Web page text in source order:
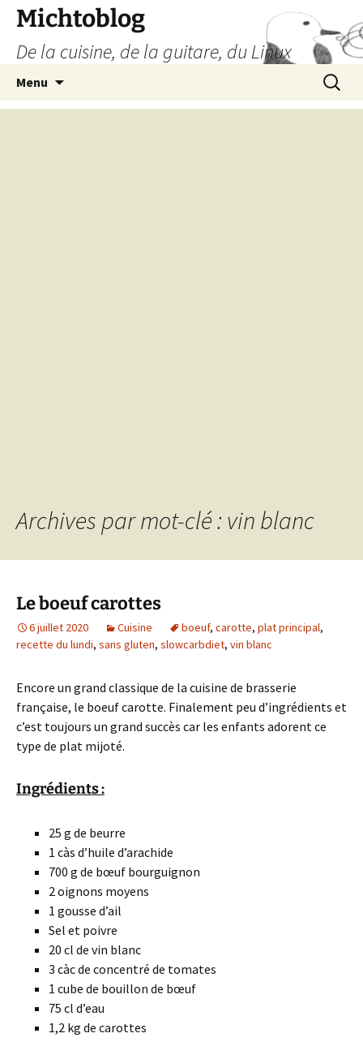
Aller
contenu
Michtoblog
De la cuisine, de la guitare, du Linux
Menu
Archives par mot-clé : vin blanc
Le boeuf carottes
6 juillet 2020 Cuisine boeuf, carotte, plat principal,
recette du lundi, sans gluten, slowcarbdiet, vin blanc
Encore un grand classique de la cuisine de brasserie
française, le boeuf carotte. Finalement peu d’ingrédients et
c’est toujours un grand succès car les enfants adorent ce
type de plat mijoté.
Ingrédients :
25 g de beurre
1 càs d’huile d’arachide
700 g de bœuf bourguignon
2 oignons moyens
1 gousse d’ail
Sel et poivre
20 cl de vin blanc
3 càc de concentré de tomates
1 cube de bouillon de bœuf
75 cl d’eau
1,2 kg de carottes